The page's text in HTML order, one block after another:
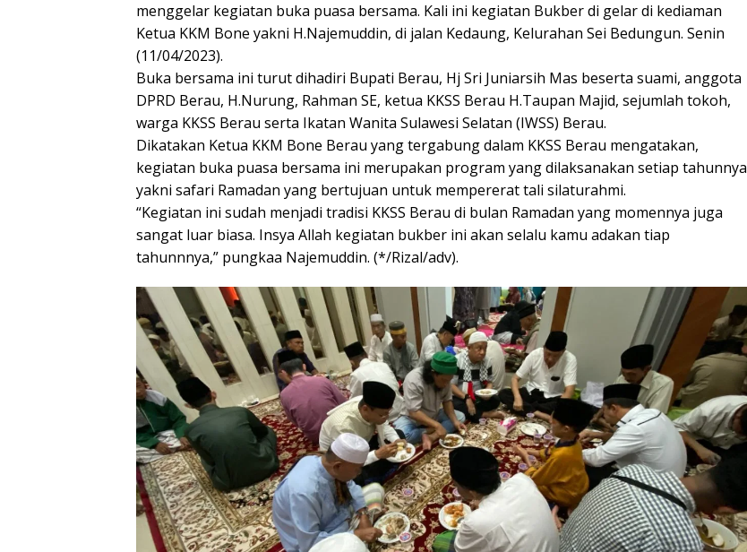
menggelar kegiatan buka puasa bersama. Kali ini kegiatan Bukber di gelar di kediaman
Ketua KKM Bone yakni H.Najemuddin, di jalan Kedaung, Kelurahan Sei Bedungun. Senin
(11/04/2023).
Buka bersama ini turut dihadiri Bupati Berau, Hj Sri Juniarsih Mas beserta suami, anggota
DPRD Berau, H.Nurung, Rahman SE, ketua KKSS Berau H.Taupan Majid, sejumlah tokoh,
warga KKSS Berau serta Ikatan Wanita Sulawesi Selatan (IWSS) Berau.
Dikatakan Ketua KKM Bone Berau yang tergabung dalam KKSS Berau mengatakan,
kegiatan buka puasa bersama ini merupakan program yang dilaksanakan setiap tahunnya
yakni safari Ramadan yang bertujuan untuk mempererat tali silaturahmi.
“Kegiatan ini sudah menjadi tradisi KKSS Berau di bulan Ramadan yang momennya juga
sangat luar biasa. Insya Allah kegiatan bukber ini akan selalu kamu adakan tiap
tahunnnya,” pungkaa Najemuddin. (*/Rizal/adv).